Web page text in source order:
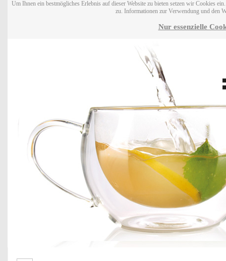
Um Ihnen ein bestmögliches Erlebnis auf dieser Website zu bieten setzen wir Cookies
zu. Informationen zur Verwendung und den
Nur essenzielle